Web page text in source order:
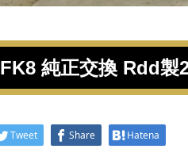
FK8 純正交換 Rdd
Tweet Share Hatena